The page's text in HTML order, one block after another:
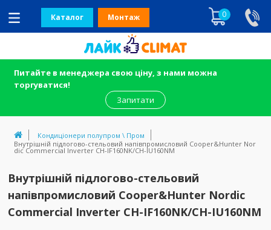
Каталог Монтаж 0
Питайте в менеджера свою ціну, з нами можна
торгуватися!
Запитати
Кондиціонери полупром \ Пром
Внутрішній підлогово-стельовий напівпромисловий Cooper&Hunter Nor
dic Commercial Inverter CH-IF160NK/CH-IU160NM
Внутрішній підлогово-стельовий
напівпромисловий Cooper&Hunter Nordic
Commercial Inverter CH-IF160NK/CH-IU160NM